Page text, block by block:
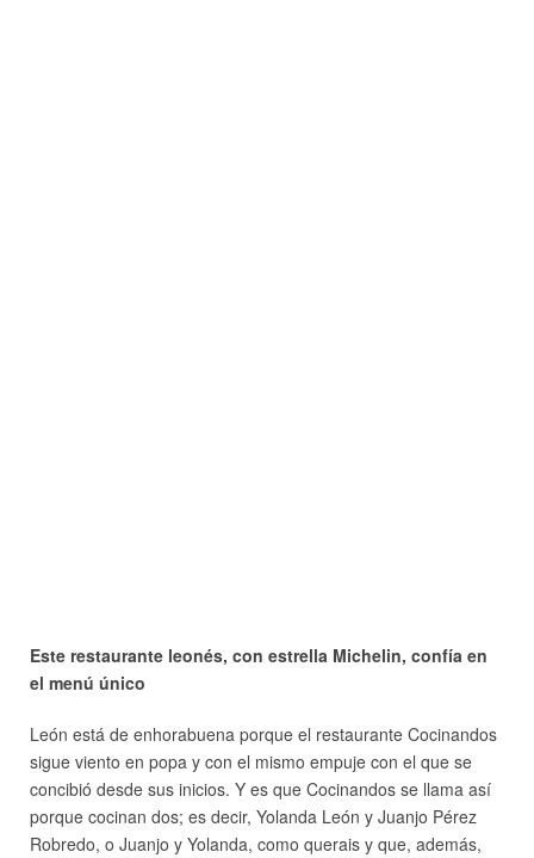
Este restaurante leonés, con estrella Michelin, confía en
el menú único
León está de enhorabuena porque el restaurante Cocinandos
sigue viento en popa y con el mismo empuje con el que se
concibió desde sus inicios. Y es que Cocinandos se llama así
porque cocinan dos; es decir, Yolanda León y Juanjo Pérez
Robredo, o Juanjo y Yolanda, como querais y que, además,